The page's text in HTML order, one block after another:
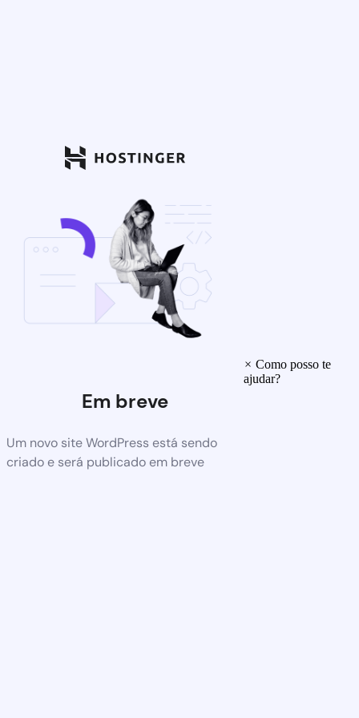
Em breve
Um novo site WordPress está sendo
criado e será publicado em breve
× Como posso te
ajudar?